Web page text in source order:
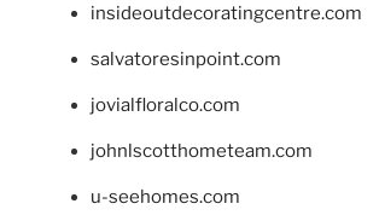
insideoutdecoratingcentre.com
salvatoresinpoint.com
jovialfloralco.com
johnlscotthometeam.com
u-seehomes.com